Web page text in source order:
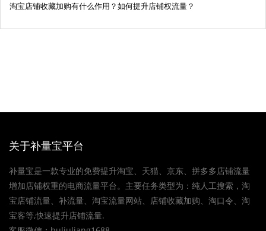
淘宝店铺收藏加购有什么作用？如何提升店铺权流量？
关于补量宝平台
补量宝是一款专业的免费提升淘宝、天猫、京东、拼多多店铺流量
增加店铺权重的电商流量平台。主要任务类型为：纯人工搜索，淘
宝店铺流量、补流量、淘宝流量网站、店铺收藏加购、淘口令、淘
宝客等,快速提升店铺流量.